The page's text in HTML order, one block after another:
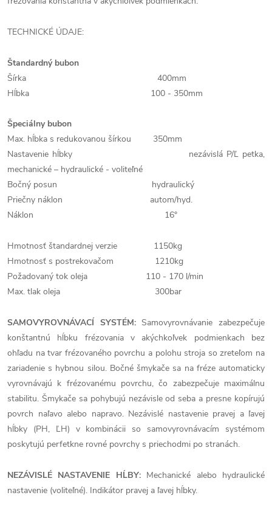
TECHNICKÉ ÚDAJE:
Štandardný bubon
Šírka 400mm
Hĺbka 100 - 350mm
Špeciálny bubon
Max. hĺbka s redukovanou šírkou 350mm
Nastavenie hĺbky nezávislá P/Ľ petka,
mechanické – hydraulické - voliteľné
Bočný posun hydraulický
Priečny náklon autom/hyd.
Náklon 16°
Hmotnosť štandardnej verzie 1150kg
Hmotnosť s postrekovačom 1210kg
Požadovaný tok oleja 110 - 170 l/min
Max. tlak oleja 300bar
SAMOVYROVNÁVACÍ SYSTÉM:Samovyrovnávanie zabezpečuje
konštantnú hĺbku frézovania v akýchkoľvek podmienkach bez
ohľadu na tvar frézovaného povrchu a polohu stroja so zreteľom na
zariadenie s hybnou silou. Bočné šmykače sa na fréze automaticky
vyrovnávajú k frézovanému povrchu, čo zabezpečuje maximálnu
stabilitu. Šmykače sa pohybujú nezávisle od seba a presne kopírujú
povrch naľavo alebo napravo. Nezávislé nastavenie pravej a ľavej
hĺbky (PH, ĽH) v kombinácii so samovyrovnávacím systémom
poskytujú perfetkne rovné povrchy s priechodmi po stranách.
NEZÁVISLÉ NASTAVENIE HĹBY: Mechanické alebo hydraulické
nastavenie (voliteľné). Indikátor pravej a ľavej hĺbky.